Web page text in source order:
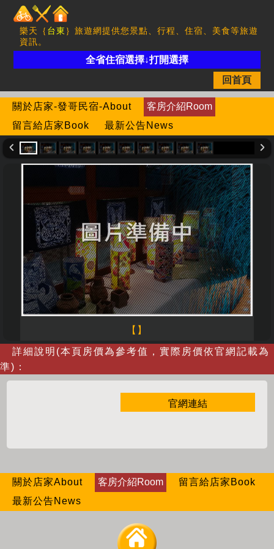
樂天｛ 台東 ｝旅遊網提供您景點、行程、住宿、美食等旅遊
資訊。
全省住宿選擇↓打開選擇
回首頁
關於店家-發哥民宿-About
客房介紹Room
留言給店家Book
最新公告News
【】
詳細說明(本頁房價為參考值，實際房價依官網記載為
準)：
官網連結
關於店家About 客房介紹Room
留言給店家Book
最新公告News